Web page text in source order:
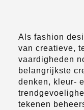
Als fashion
van creatieve,
vaardigheden
belangrijkste
denken, kleur-
tekenen